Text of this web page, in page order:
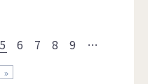
5 6 7 8 9 …